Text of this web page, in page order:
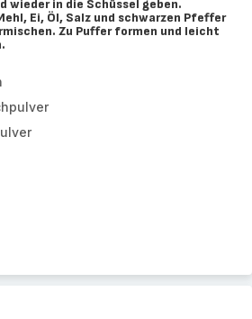
wieder in die Schüssel geben.
Ei, Öl, Salz und schwarzen Pfeffer
Zu Puffer formen und leicht